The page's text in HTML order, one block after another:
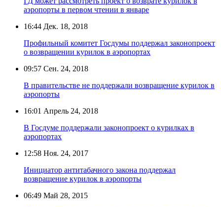
аэропорты в первом чтении в январе
16:44 Дек. 18, 2018
Профильный комитет Госдумы поддержал законопроект
о возвращении курилок в аэропортах
09:57 Сен. 24, 2018
В правительстве не поддержали возвращение курилок в
аэропорты
16:01 Апрель 24, 2018
В Госдуме поддержали законопроект о курилках в
аэропортах
12:58 Ноя. 24, 2017
Инициатор антитабачного закона поддержал
возвращение курилок в аэропорты
06:49 Май 28, 2015